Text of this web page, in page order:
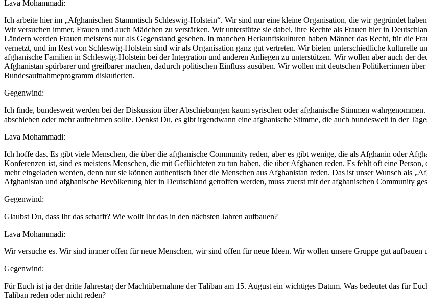
Lava Mohammadi:
Ich arbeite hier im „Afghanischen Stammtisch Schleswig-Holstein“. Wir sind nur eine kleine Organisation, die wir gegründet
Wir versuchen immer, Frauen und auch Mädchen zu verstärken. Wir unterstütze sie dabei, ihre Rechte als Frauen hier in
Ländern werden Frauen meistens nur als Gegenstand gesehen. In manchen Herkunftskulturen haben Männer das Recht, für die
vernetzt, und im Rest von Schleswig-Holstein sind wir als Organisation ganz gut vertreten. Wir bieten unterschiedliche kulturelle
afghanische Familien in Schleswig-Holstein bei der Integration und anderen Anliegen zu unterstützen. Wir wollen aber auch der
Afghanistan spürbarer und greifbarer machen, dadurch politischen Einfluss ausüben. Wir wollen mit deutschen Politiker:innen
Bundesaufnahmeprogramm diskutierten.
Gegenwind:
Ich finde, bundesweit werden bei der Diskussion über Abschiebungen kaum syrischen oder afghanische Stimmen
abschieben oder mehr aufnehmen sollte. Denkst Du, es gibt irgendwann eine afghanische Stimme, die auch bundesweit in der
Lava Mohammadi:
Ich hoffe das. Es gibt viele Menschen, die über die afghanische Community reden, aber es gibt wenige, die als Afghanin oder
Konferenzen ist, sind es meistens Menschen, die mit Geflüchteten zu tun haben, die über Afghanen reden. Es fehlt oft eine
mehr eingeladen werden, denn nur sie können authentisch über die Menschen aus Afghanistan reden. Das ist unser Wunsch als
Afghanistan und afghanische Bevölkerung hier in Deutschland getroffen werden, muss zuerst mit der afghanischen Community
Gegenwind:
Glaubst Du, dass Ihr das schafft? Wie wollt Ihr das in den nächsten Jahren aufbauen?
Lava Mohammadi:
Wir versuche es. Wir sind immer offen für neue Menschen, wir sind offen für neue Ideen. Wir wollen unsere Gruppe gut aufbauen
Gegenwind:
Für Euch ist ja der dritte Jahrestag der Machtübernahme der Taliban am 15. August ein wichtiges Datum. Was bedeutet das für
Taliban reden oder nicht reden?